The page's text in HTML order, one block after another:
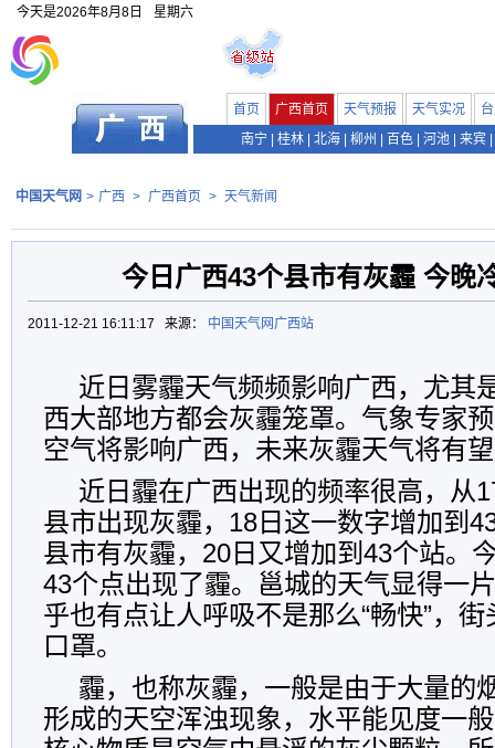
今天是2026年8月8日 星期六
首页 广西首页 天气预报 天气实况
南宁
桂林 北海 柳州 百色 河池 来宾
中国天气网 > 广西 > 广西首页 > 天气新闻
今日广西43个县市有灰霾 今晚
2011-12-21 16:11:17 来源： 中国天气网广西站
近日雾霾天气频频影响广西，尤其
西大部地方都会灰霾笼罩。气象专家
空气将影响广西，未来灰霾天气将有
近日霾在广西出现的频率很高，从
县市出现灰霾，18日这一数字增加到
县市有灰霾，20日又增加到43个站。
43个点出现了霾。邕城的天气显得一
乎也有点让人呼吸不是那么“畅快”，
口罩。
霾，也称灰霾，一般是由于大量的
形成的天空浑浊现象，水平能见度一